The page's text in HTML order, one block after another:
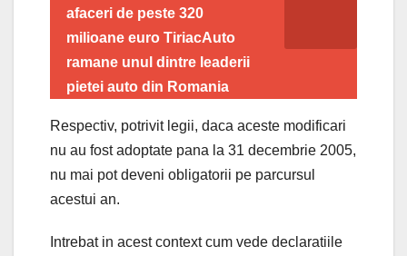
afaceri de peste 320
milioane euro TiriacAuto
ramane unul dintre leaderii
pietei auto din Romania
Respectiv, potrivit legii, daca aceste modificari
nu au fost adoptate pana la 31 decembrie 2005,
nu mai pot deveni obligatorii pe parcursul
acestui an.
Intrebat in acest context cum vede declaratiile